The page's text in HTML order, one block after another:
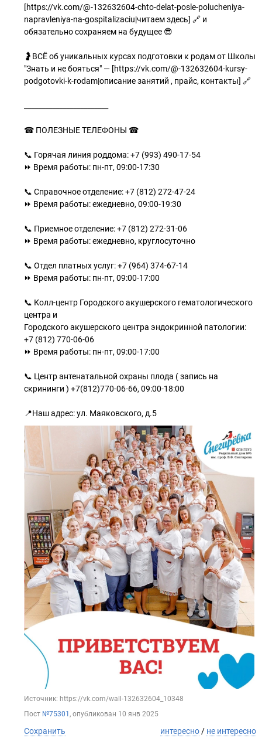
[https://vk.com/@-132632604-chto-delat-posle-polucheniya-
napravleniya-na-gospitalizaciu|читаем здесь] 🔗 и
обязательно сохраняем на будущее 😎
🤰ВСЁ об уникальных курсах подготовки к родам от Школы
"Знать и не бояться" — [https://vk.com/@-132632604-kursy-
podgotovki-k-rodam|описание занятий , прайс, контакты] 🔗
☎ ПОЛЕЗНЫЕ ТЕЛЕФОНЫ ☎
📞 Горячая линия роддома: +7 (993) 490-17-54
⏩ Время работы: пн-пт, 09:00-17:30
📞 Справочное отделение: +7 (812) 272-47-24
⏩ Время работы: ежедневно, 09:00-19:30
📞 Приемное отделение: +7 (812) 272-31-06
⏩ Время работы: ежедневно, круглосуточно
📞 Отдел платных услуг: +7 (964) 374-67-14
⏩ Время работы: пн-пт, 09:00-17:00
📞 Колл-центр Городского акушерского гематологического
центра и
Городского акушерского центра эндокринной патологии:
+7 (812) 770-06-06
⏩ Время работы: пн-пт, 09:00-17:00
📞 Центр антенатальной охраны плода ( запись на
скрининги ) +7(812)770-06-66, 09:00-18:00
📍Наш адрес: ул. Маяковского, д.5
Источник: https://vk.com/wall-132632604_10348
Пост №75301 , опубликован 10 янв 2025
Сохранить интересно / не интересно